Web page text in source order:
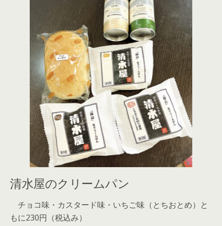
清水屋のクリームパン
チョコ味・カスタード味・いちご味（とちおとめ）と
もに230円（税込み）